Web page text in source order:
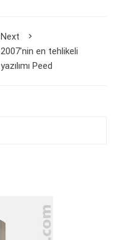
Next
2007’nin en tehlikeli
yazılımı Peed